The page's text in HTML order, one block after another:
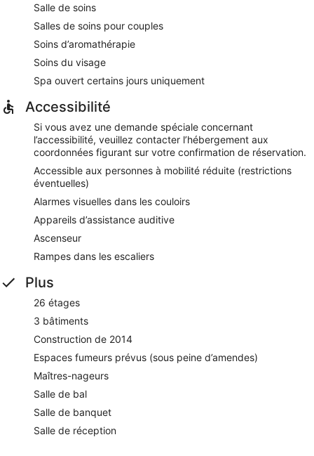
Salle de soins
Salles de soins pour couples
Soins d’aromathérapie
Soins du visage
Spa ouvert certains jours uniquement
Accessibilité
Si vous avez une demande spéciale concernant
l’accessibilité, veuillez contacter l’hébergement aux
coordonnées figurant sur votre confirmation de réservation.
Accessible aux personnes à mobilité réduite (restrictions
éventuelles)
Alarmes visuelles dans les couloirs
Appareils d’assistance auditive
Ascenseur
Rampes dans les escaliers
Plus
26 étages
3 bâtiments
Construction de 2014
Espaces fumeurs prévus (sous peine d’amendes)
Maîtres-nageurs
Salle de bal
Salle de banquet
Salle de réception